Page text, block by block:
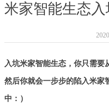
米家智能生态
入坑米家智能生态，你只需要
然后你就会一步步的陷入米家
中：）